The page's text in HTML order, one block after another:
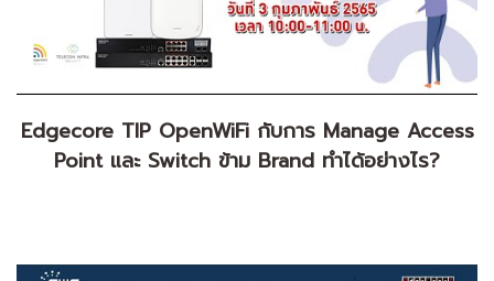
Edgecore TIP OpenWiFi กับการ Manage Access
Point และ Switch ข้าม Brand ทำได้อย่างไร?